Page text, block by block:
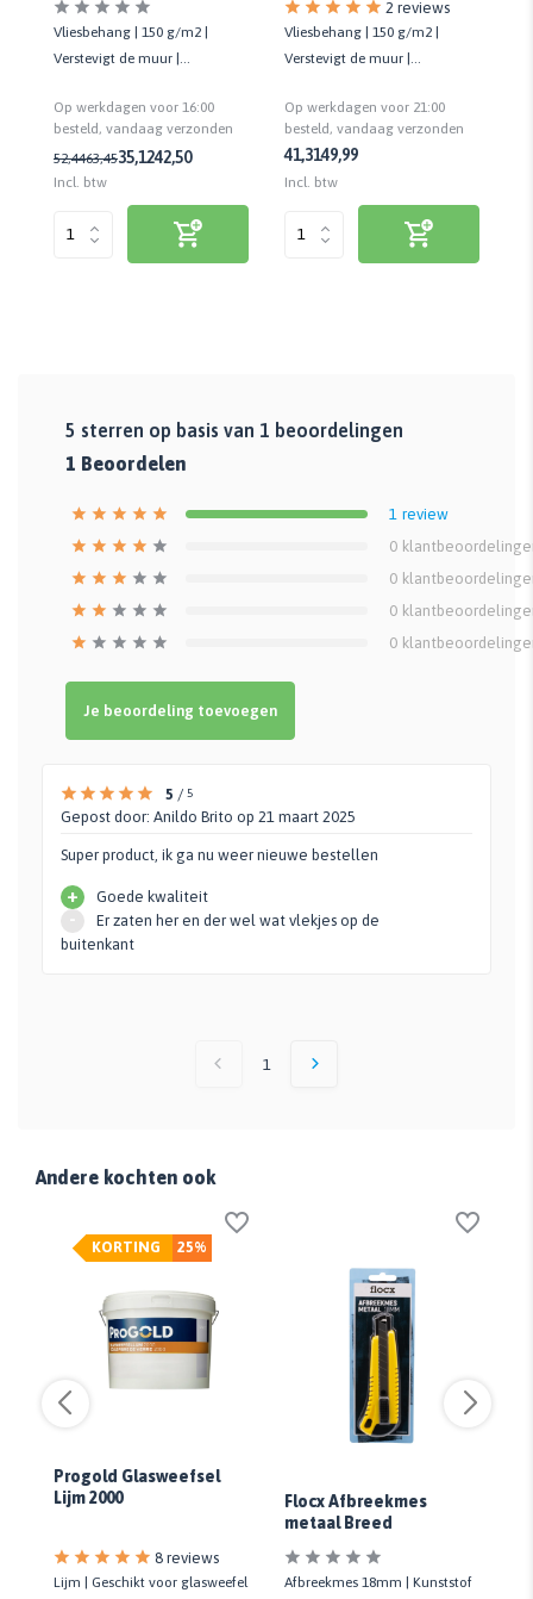
Vliesbehang | 150 g/m2 |
Verstevigt de muur |
materiaal
Op werkdagen voor 16:00
besteld, vandaag verzonden
52,4463,4535,1242,50
Incl. btw
2 reviews
Vliesbehang | 150 g/m2 |
Verstevigt de muur |
Op werkdagen voor 21:00
besteld, vandaag verzonden
41,3149,99
Incl. btw
5 sterren op basis van 1 beoordelingen
1 Beoordelen
1 review
0
0
0
0
Je beoordeling toevoegen
5 / 5
Gepost door: Anildo Brito op 21 maart 2025
Super product, ik ga nu weer nieuwe bestellen
+ Goede kwaliteit
-
Er zaten her en der wel wat vlekjes op de
buitenkant
1
Andere kochten ook
25%
KORTING
Progold Glasweefsel
Lijm 2000
8 reviews
Lijm | Geschikt voor glasweefel
Flocx Afbreekmes
metaal Breed
Afbreekmes 18mm | Kunststof